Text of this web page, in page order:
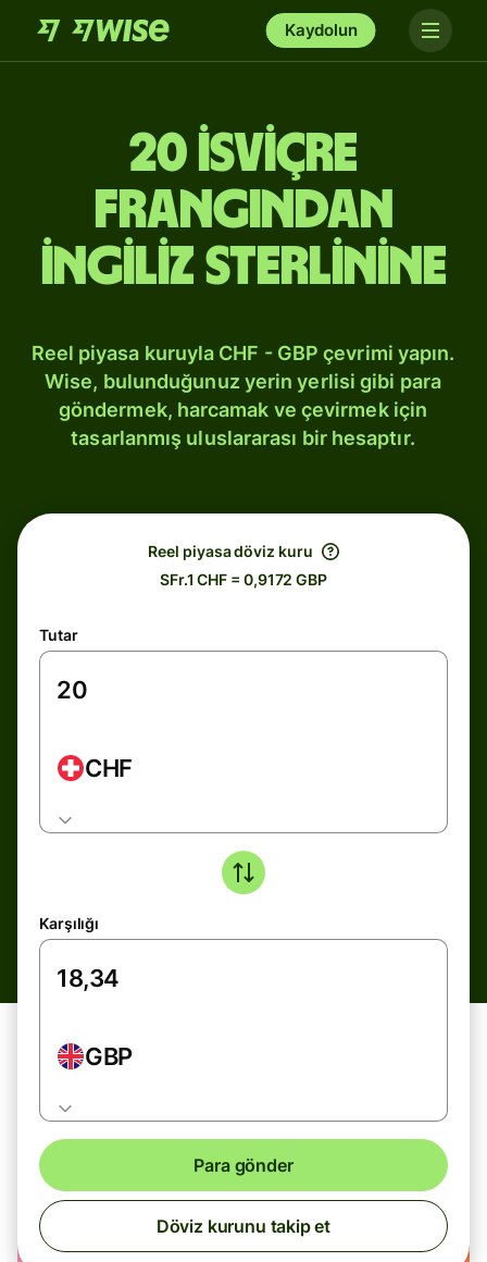
Kaydolun
20 İsviçre
frangından
İngiliz sterlinine
Reel piyasa kuruyla CHF - GBP çevrimi yapın.
Wise, bulunduğunuz yerin yerlisi gibi para
göndermek, harcamak ve çevirmek için
tasarlanmış uluslararası bir hesaptır.
Reel piyasa döviz kuru
SFr.1 CHF = 0,9172 GBP
Tutar
CHF
Karşılığı
GBP
Para gönder
Döviz kurunu takip et